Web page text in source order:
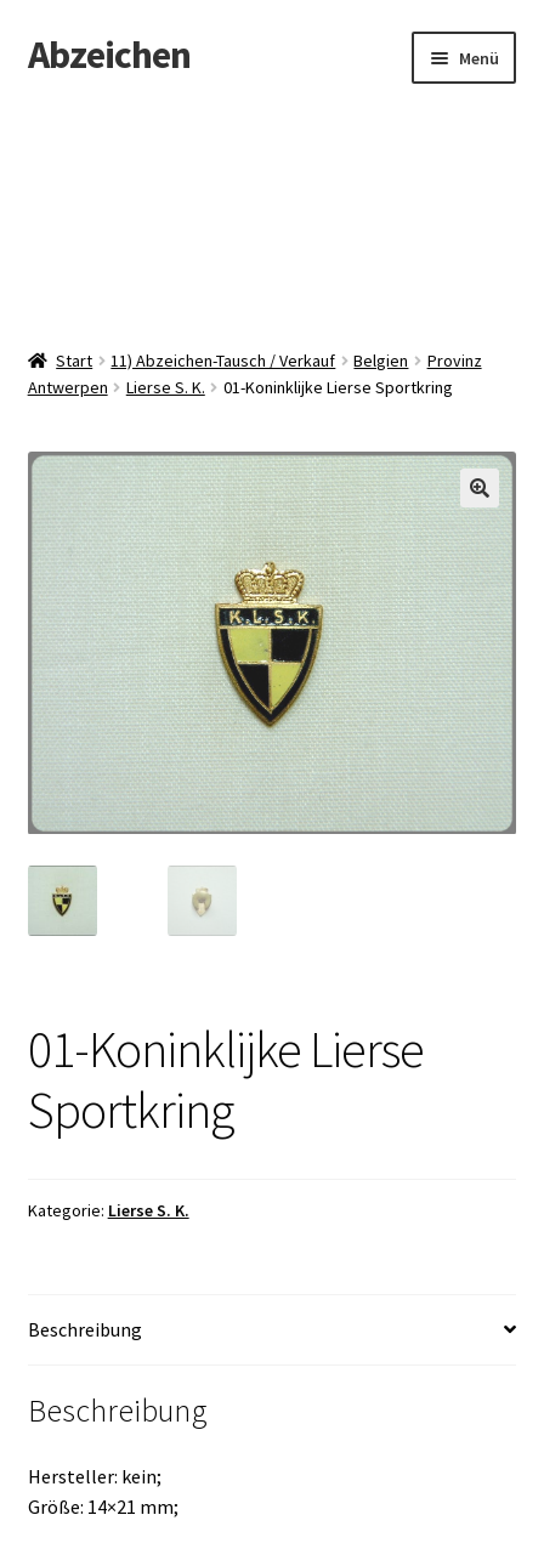
Zur
Navigation
Zum
Inhalt
Abzeichen Menü
Start 11) Abzeichen-Tausch / Verkauf Belgien
Provinz
Antwerpen
Lierse S. K. 01-Koninklijke Lierse Sportkring
01-Koninklijke Lierse
Sportkring
Kategorie: Lierse S. K.
Beschreibung
Beschreibung
Hersteller: kein;
Größe: 14×21 mm;